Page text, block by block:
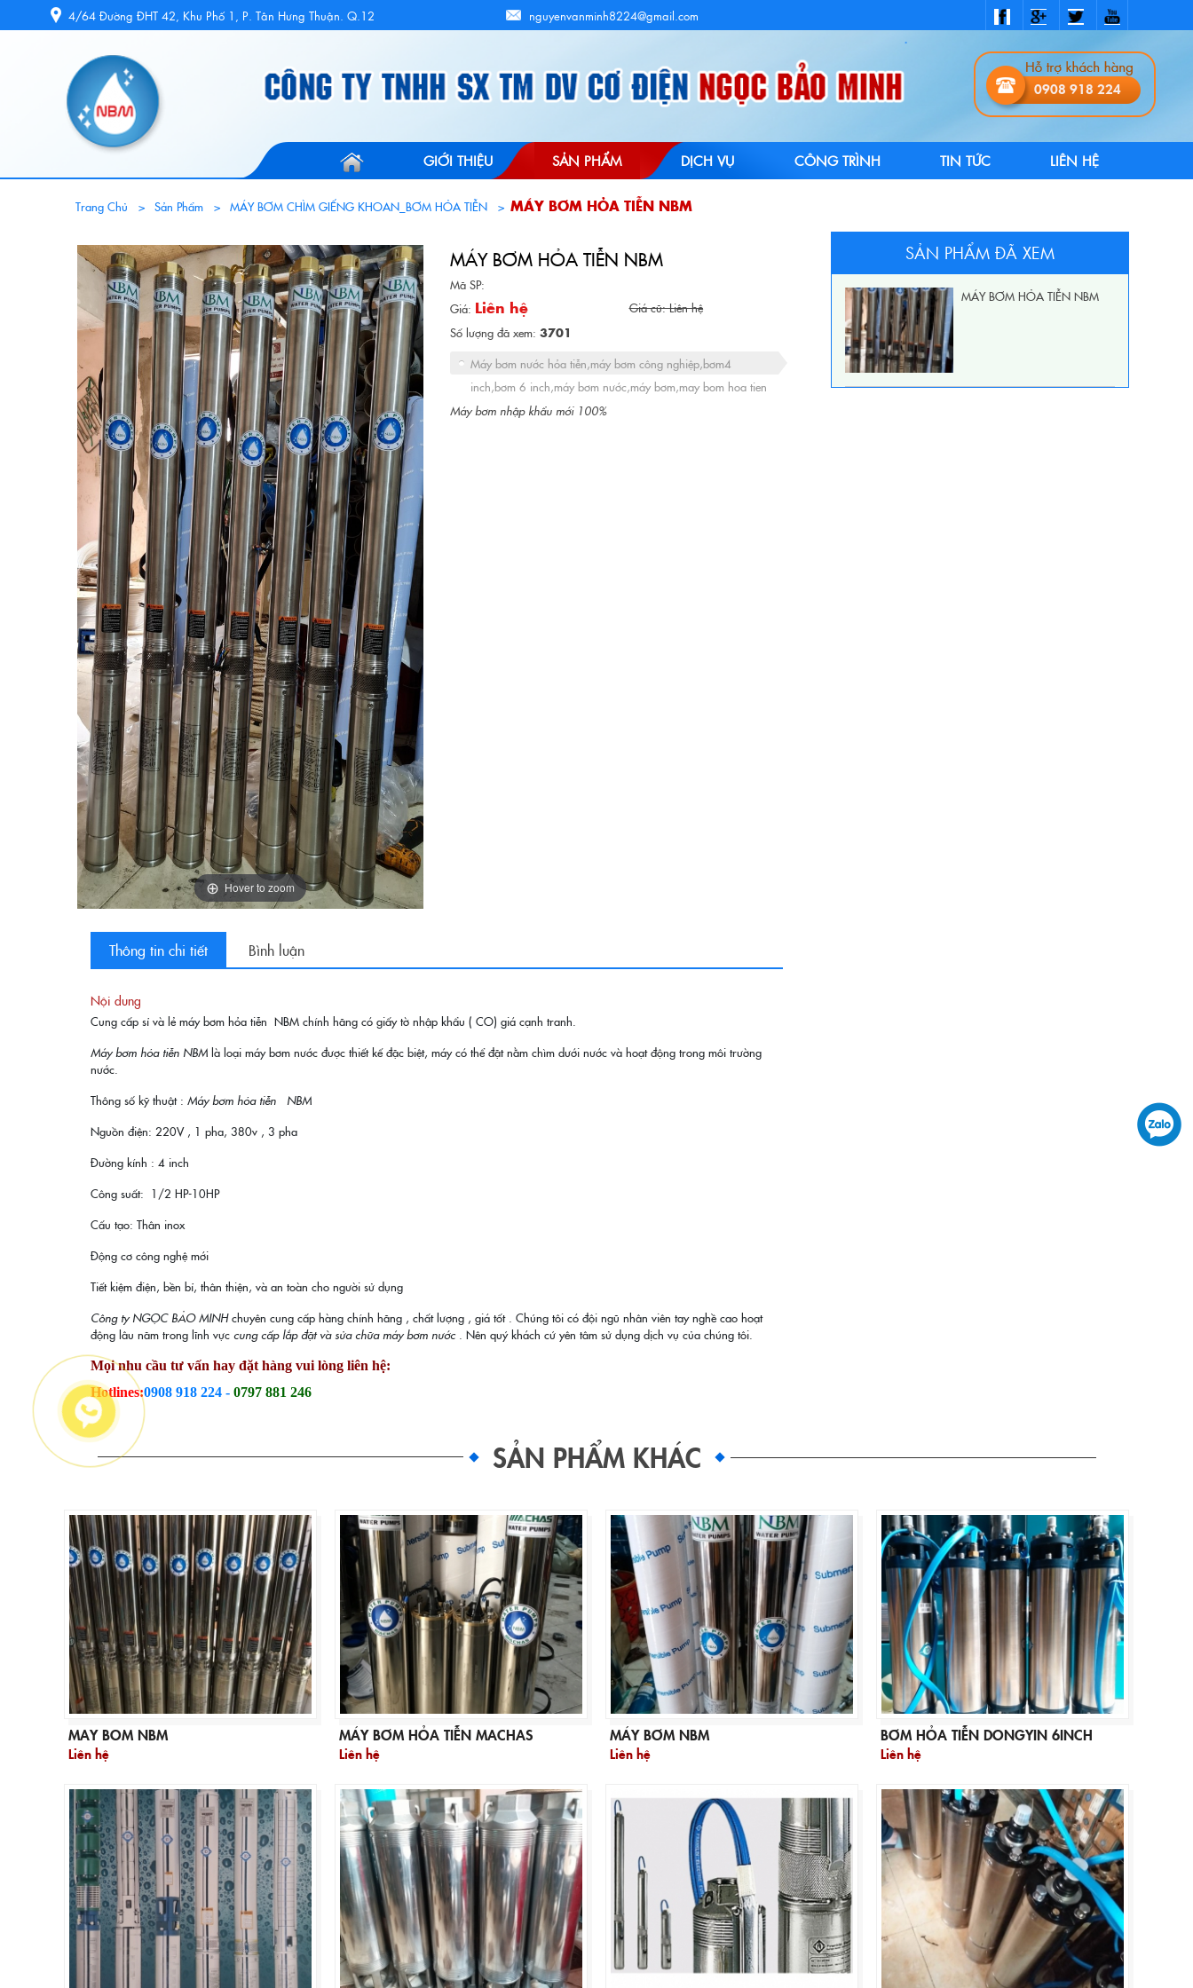
4/64 Đường ĐHT 42, Khu Phố 1, P. Tân Hưng Thuận. Q.12 nguyenvanminh8224@gmail.com
0908 918 224
GIỚI THIỆU SẢN PHẨM DỊCH VỤ CÔNG TRÌNH TIN TỨC LIÊN HỆ
Trang Chủ Sản Phẩm MÁY BƠM CHÌM GIẾNG KHOAN_BƠM HỎA TIỄN MÁY BƠM HỎA TIỄN NBM
Hover to zoom
MÁY BƠM HỎA TIỄN NBM
Mã SP:
Giá: Liên hệ
Giá cũ: Liên hệ
Số lượng đã xem: 3701
Máy bơm nước hỏa tiễn,máy bơm công nghiệp,bơm4
inch,bơm 6 inch,máy bơm nước,máy bơm,may bom hoa tien
Máy bơm nhập khẩu mới 100%
Thông tin chi tiết Bình luận
Nội dung
Cung cấp sỉ và lẻ máy bơm hỏa tiễn NBM chính hãng có giấy tờ nhập khẩu ( CO) giá cạnh tranh.
Máy bơm hỏa tiễn NBM là loại máy bơm nước được thiết kế đặc biệt, máy có thể đặt nằm chìm dưới nước và hoạt động trong môi trường
nước.
Thông số kỹ thuật : Máy bơm hỏa tiễn NBM
Nguồn điện: 220V , 1 pha, 380v , 3 pha
Đường kính : 4 inch
Công suất: 1/2 HP-10HP
Cấu tạo: Thân inox
Động cơ công nghệ mới
Tiết kiệm điện, bền bỉ, thân thiện, và an toàn cho người sử dụng
Công ty NGỌC BẢO MINHchuyên cung cấp hàng chính hãng , chất lượng , giá tốt . Chúng tôi có đội ngũ nhân viên tay nghề cao hoạt
động lâu năm trong lĩnh vực cung cấp lắp đặt và sửa chữa máy bơm nước . Nên quý khách cứ yên tâm sử dụng dịch vụ của chúng tôi.
Mọi nhu cầu tư vấn hay đặt hàng vui lòng liên hệ:
Hotlines:0908 918 224 - 0797 881 246
SẢN PHẨM ĐÃ XEM
MÁY BƠM HỎA TIỄN NBM
SẢN PHẨM KHÁC
MAY BOM NBM
Liên hệ
MÁY BƠM HỎA TIỄN MACHAS
Liên hệ
MÁY BƠM NBM
Liên hệ
BƠM HỎA TIỄN DONGYIN 6INCH
Liên hệ